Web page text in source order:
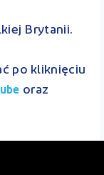
Brytanii.
po kliknięciu
oraz